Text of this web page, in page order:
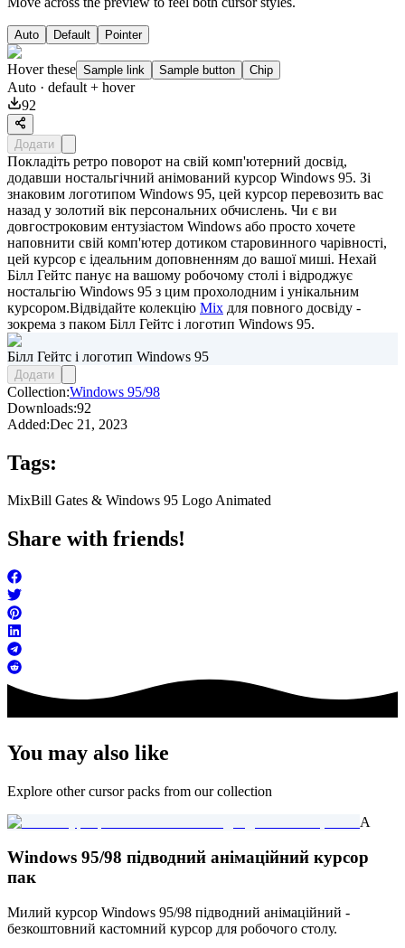
Auto Default Pointer
Hover these Sample link Sample button Chip
Auto · default + hover
92
Додати
Покладіть ретро поворот на свій комп'ютерний досвід,
додавши ностальгічний анімований курсор Windows 95. Зі
знаковим логотипом Windows 95, цей курсор перевозить вас
назад у золотий вік персональних обчислень. Чи є ви
довгостроковим ентузіастом Windows або просто хочете
наповнити свій комп'ютер дотиком старовинного чарівності,
цей курсор є ідеальним доповненням до вашої миші. Нехай
Білл Гейтс панує на вашому робочому столі і відроджує
ностальгію Windows 95 з цим прохолодним і унікальним
курсором.Відвідайте колекцію Mix для повного досвіду -
зокрема з паком Білл Гейтс і логотип Windows 95.
Білл Гейтс і логотип Windows 95
Додати
Collection:Windows 95/98
Downloads:92
Added:Dec 21, 2023
Tags:
MixBill Gates & Windows 95 Logo Animated
Share with friends!
You may also like
Explore other cursor packs from our collection
A
Windows 95/98 підводний анімаційний курсор
пак
Милий курсор Windows 95/98 підводний анімаційний -
безкоштовний кастомний курсор для робочого столу.